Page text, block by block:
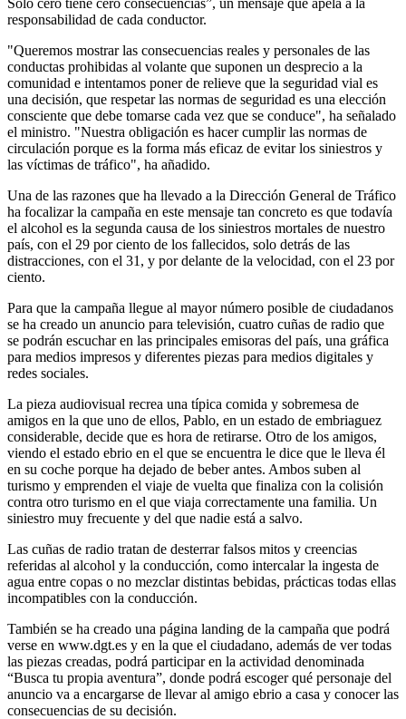
Solo cero tiene cero consecuencias”, un mensaje que apela a la
responsabilidad de cada conductor.
"Queremos mostrar las consecuencias reales y personales de las
conductas prohibidas al volante que suponen un desprecio a la
comunidad e intentamos poner de relieve que la seguridad vial es
una decisión, que respetar las normas de seguridad es una elección
consciente que debe tomarse cada vez que se conduce", ha señalado
el ministro. "Nuestra obligación es hacer cumplir las normas de
circulación porque es la forma más eficaz de evitar los siniestros y
las víctimas de tráfico", ha añadido.
Una de las razones que ha llevado a la Dirección General de Tráfico
ha focalizar la campaña en este mensaje tan concreto es que todavía
el alcohol es la segunda causa de los siniestros mortales de nuestro
país, con el 29 por ciento de los fallecidos, solo detrás de las
distracciones, con el 31, y por delante de la velocidad, con el 23 por
ciento.
Para que la campaña llegue al mayor número posible de ciudadanos
se ha creado un anuncio para televisión, cuatro cuñas de radio que
se podrán escuchar en las principales emisoras del país, una gráfica
para medios impresos y diferentes piezas para medios digitales y
redes sociales.
La pieza audiovisual recrea una típica comida y sobremesa de
amigos en la que uno de ellos, Pablo, en un estado de embriaguez
considerable, decide que es hora de retirarse. Otro de los amigos,
viendo el estado ebrio en el que se encuentra le dice que le lleva él
en su coche porque ha dejado de beber antes. Ambos suben al
turismo y emprenden el viaje de vuelta que finaliza con la colisión
contra otro turismo en el que viaja correctamente una familia. Un
siniestro muy frecuente y del que nadie está a salvo.
Las cuñas de radio tratan de desterrar falsos mitos y creencias
referidas al alcohol y la conducción, como intercalar la ingesta de
agua entre copas o no mezclar distintas bebidas, prácticas todas ellas
incompatibles con la conducción.
También se ha creado una página landing de la campaña que podrá
verse en www.dgt.es y en la que el ciudadano, además de ver todas
las piezas creadas, podrá participar en la actividad denominada
“Busca tu propia aventura”, donde podrá escoger qué personaje del
anuncio va a encargarse de llevar al amigo ebrio a casa y conocer las
consecuencias de su decisión.